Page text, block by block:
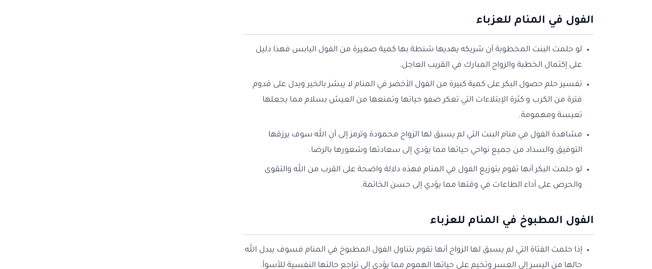
الفول في المنام للعزباء
لو حلمت البنت المخطوبة أن شريكه يهديها شنطة بها كمية صغيرة من الفول اليابس فهذا دليل
على إكتمال الخطبة والزواج المبارك في القريب العاجل.
تفسير حلم حصول البكر على كمية كبيرة من الفول الأخضر في المنام لا يبشر بالخير ويدل على قدوم
فترة من الكرب و كثرة الإبتلاءات التي تعكر صفو حياتها وتمنعها من العيش بسلام مما يجعلها
تعيسة ومهمومة.
مشاهدة الفول في منام البنت التي لم يسبق لها الزواج محمودة وترمز إلى أن الله سوف يرزقها
التوفيق والسداد من جميع نواحي حياتها مما يؤدي إلى سعادتها وشعورها بالرضا.
لو حلمت البكر أنها تقوم بتوزيع الفول في المنام فهذه دلالة واضحة على القرب من الله والتقوى
والحرص على أداء الطاعات في وقتها مما يؤدي إلى حسن الخاتمة.
الفول المطبوخ في المنام للعزباء
إذا حلمت الفتاة التي لم يسبق لها الزواج أنها تقوم بتناول الفول المطبوخ في المنام فسوف يبدل الله
حالها من اليسر إلى العسر وتخيم على حياتها الهموم مما يؤدي إلى تراجع حالتها النفسية للأسوأ.